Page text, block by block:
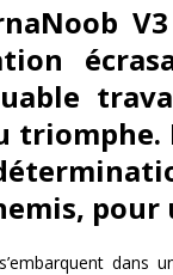
triomphe.
pour
dans